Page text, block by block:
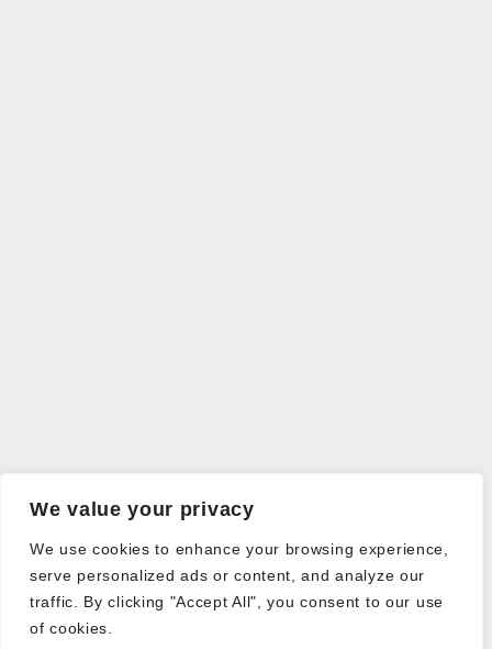
We value your privacy
We use cookies to enhance your browsing experience,
serve personalized ads or content, and analyze our
traffic. By clicking "Accept All", you consent to our use
of cookies.